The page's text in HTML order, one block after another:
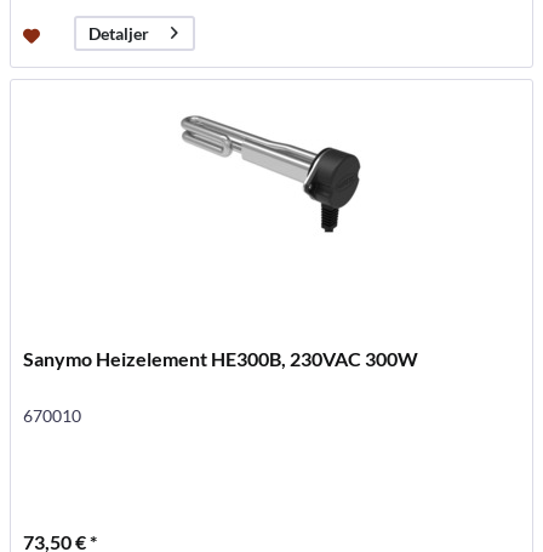
Detaljer
Sanymo Heizelement HE300B, 230VAC 300W
670010
73,50 € *